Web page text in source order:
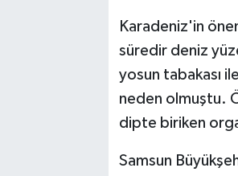
Karadeniz'in
süredir deniz
yosun tabakası
neden olmuştu.
dipte biriken
Samsun